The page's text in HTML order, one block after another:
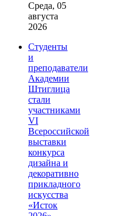
Среда, 05
августа
2026
Студенты
и
преподаватели
Академии
Штиглица
стали
участниками
VI
Всероссийской
выставки
конкурса
дизайна и
декоративно
прикладного
искусства
«Исток